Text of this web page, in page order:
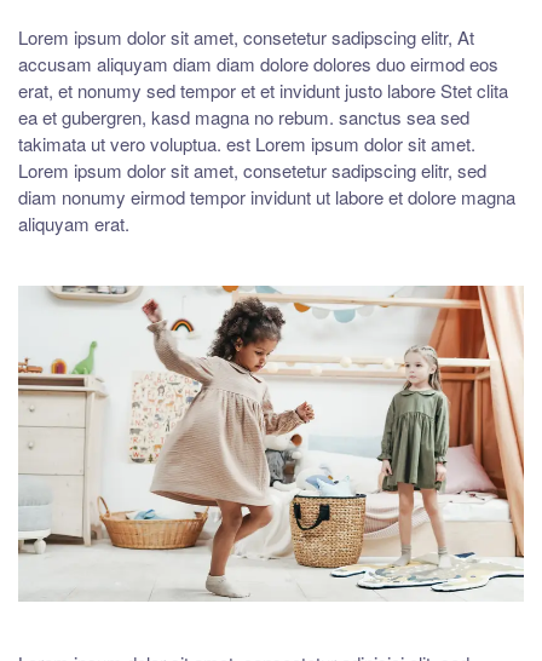
Lorem ipsum dolor sit amet, consetetur sadipscing elitr, At
accusam aliquyam diam diam dolore dolores duo eirmod eos
erat, et nonumy sed tempor et et invidunt justo labore Stet clita
ea et gubergren, kasd magna no rebum. sanctus sea sed
takimata ut vero voluptua. est Lorem ipsum dolor sit amet.
Lorem ipsum dolor sit amet, consetetur sadipscing elitr, sed
diam nonumy eirmod tempor invidunt ut labore et dolore magna
aliquyam erat.